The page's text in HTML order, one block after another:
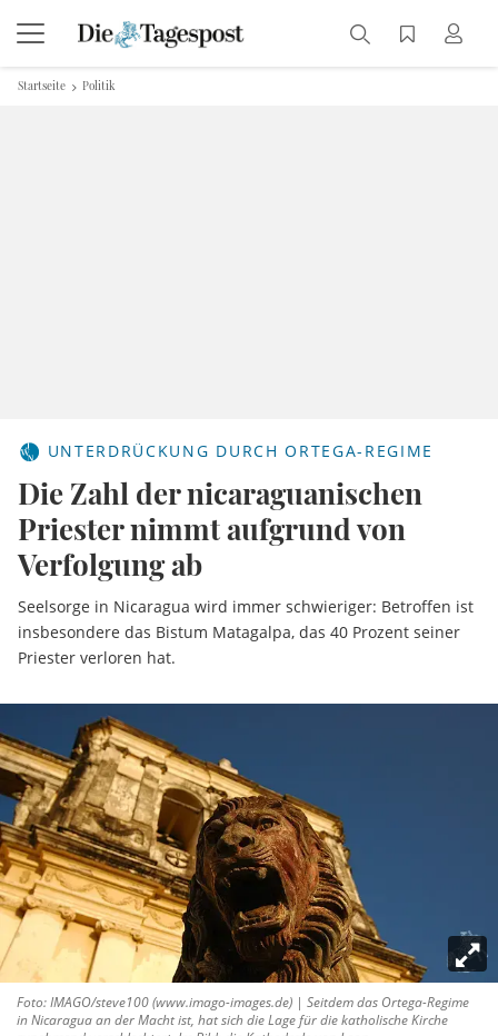
Startseite Politik
UNTERDRÜCKUNG DURCH ORTEGA-REGIME
Die Zahl der nicaraguanischen
Priester nimmt aufgrund von
Verfolgung ab
Seelsorge in Nicaragua wird immer schwieriger: Betroffen ist
insbesondere das Bistum Matagalpa, das 40 Prozent seiner
Priester verloren hat.
Foto: IMAGO/steve100 (www.imago-images.de) | Seitdem das Ortega-Regime
in Nicaragua an der Macht ist, hat sich die Lage für die katholische Kirche